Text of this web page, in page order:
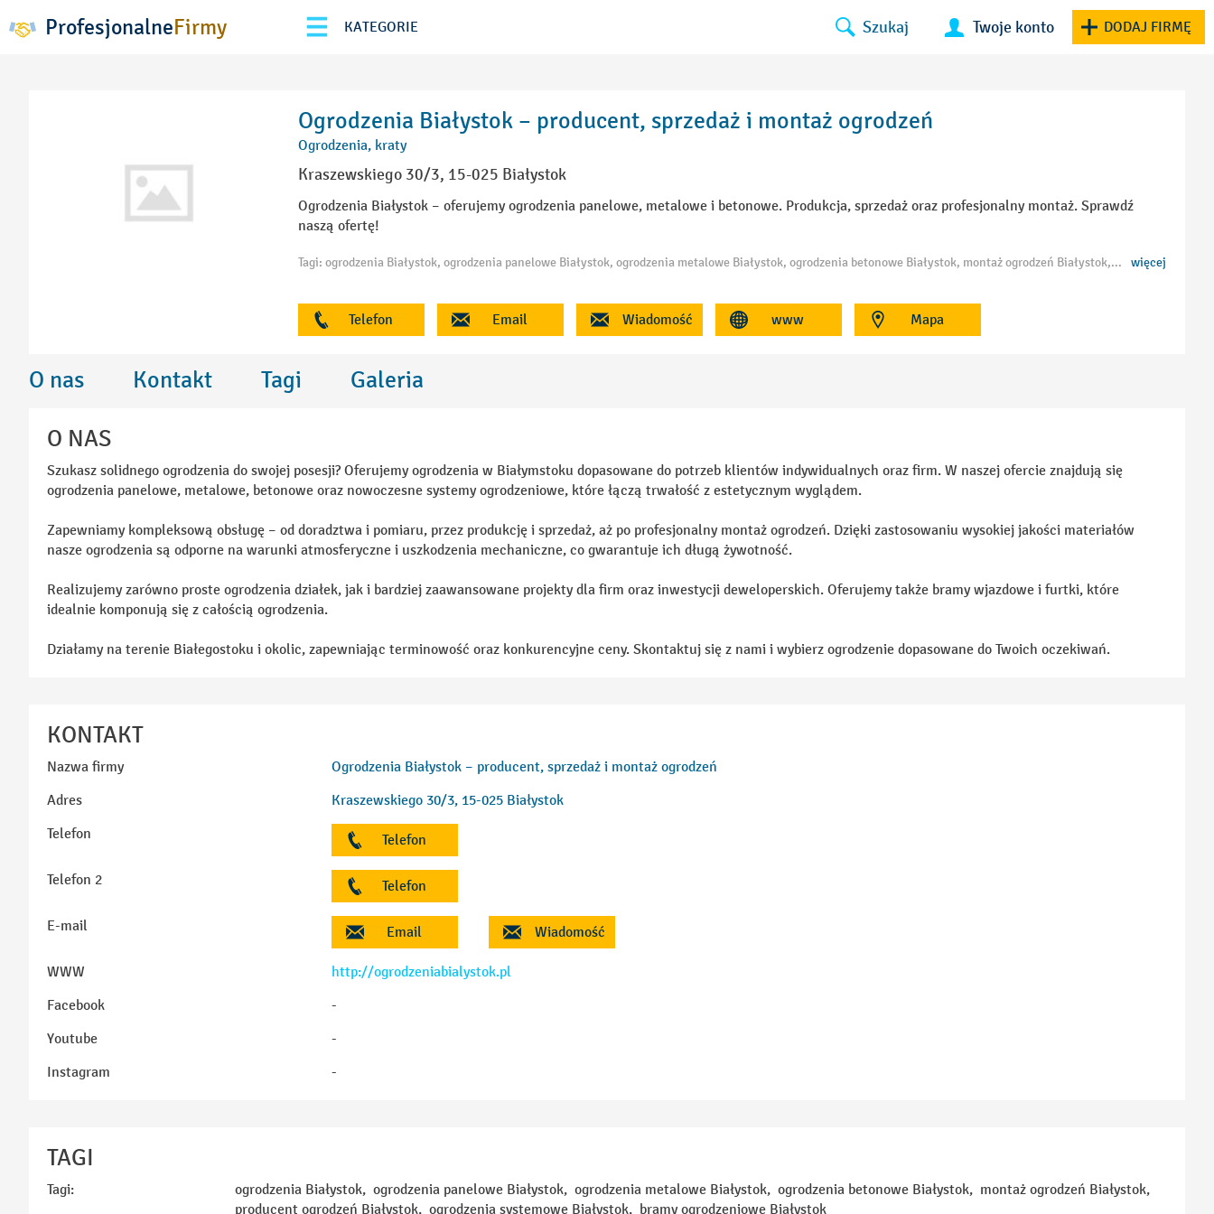
ProfesjonalneFirmy KATEGORIE Szukaj Twoje konto DODAJ FIRMĘ
Ogrodzenia Białystok – producent, sprzedaż i montaż ogrodzeń
Ogrodzenia, kraty
Kraszewskiego 30/3, 15-025 Białystok
Ogrodzenia Białystok – oferujemy ogrodzenia panelowe, metalowe i betonowe. Produkcja, sprzedaż oraz profesjonalny montaż. Sprawdź
naszą ofertę!
Tagi: ogrodzenia Białystok, ogrodzenia panelowe Białystok, ogrodzenia metalowe Białystok, ogrodzenia betonowe Białystok, montaż ogrodzeń Białystok, producent ogrodzeń Białystok, ogrodzenia systemowe Białystok, bramy ogrodzeniowe Białystok więcej
Telefon Email Wiadomość www Mapa
O nas Kontakt Tagi Galeria
O NAS
Szukasz solidnego ogrodzenia do swojej posesji? Oferujemy ogrodzenia w Białymstoku dopasowane do potrzeb klientów indywidualnych oraz firm. W naszej ofercie znajdują się
ogrodzenia panelowe, metalowe, betonowe oraz nowoczesne systemy ogrodzeniowe, które łączą trwałość z estetycznym wyglądem.
Zapewniamy kompleksową obsługę – od doradztwa i pomiaru, przez produkcję i sprzedaż, aż po profesjonalny montaż ogrodzeń. Dzięki zastosowaniu wysokiej jakości materiałów
nasze ogrodzenia są odporne na warunki atmosferyczne i uszkodzenia mechaniczne, co gwarantuje ich długą żywotność.
Realizujemy zarówno proste ogrodzenia działek, jak i bardziej zaawansowane projekty dla firm oraz inwestycji deweloperskich. Oferujemy także bramy wjazdowe i furtki, które
idealnie komponują się z całością ogrodzenia.
Działamy na terenie Białegostoku i okolic, zapewniając terminowość oraz konkurencyjne ceny. Skontaktuj się z nami i wybierz ogrodzenie dopasowane do Twoich oczekiwań.
KONTAKT
Nazwa firmy
Ogrodzenia Białystok – producent, sprzedaż i montaż ogrodzeń
Adres
Kraszewskiego 30/3, 15-025 Białystok
Telefon
Telefon
Telefon 2 Telefon
E-mail Email Wiadomość
WWW
http://ogrodzeniabialystok.pl
Facebook
-
Youtube
-
Instagram
-
TAGI
Tagi:
ogrodzenia Białystok, ogrodzenia panelowe Białystok, ogrodzenia metalowe Białystok, ogrodzenia betonowe Białystok, montaż ogrodzeń Białystok,
producent ogrodzeń Białystok, ogrodzenia systemowe Białystok, bramy ogrodzeniowe Białystok